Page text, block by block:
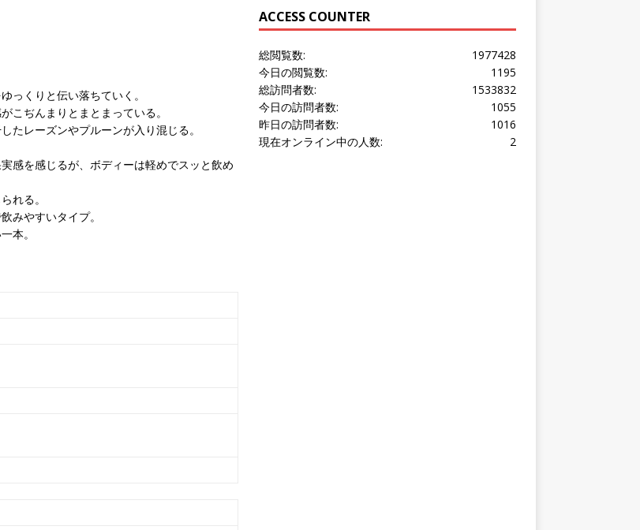
っくりと伝い落ちていく。
こぢんまりとまとまっている。
たレーズンやプルーンが入り混じる。
感を感じるが、ボディーは軽めでスッと飲め
れる。
みやすいタイプ。
本。
今日の閲覧数:
1055
今日の訪問者数:
1016
昨日の訪問者数:
2
現在オンライン中の人数: